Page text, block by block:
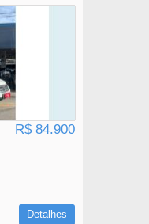
R$ 84.900
Detalhes